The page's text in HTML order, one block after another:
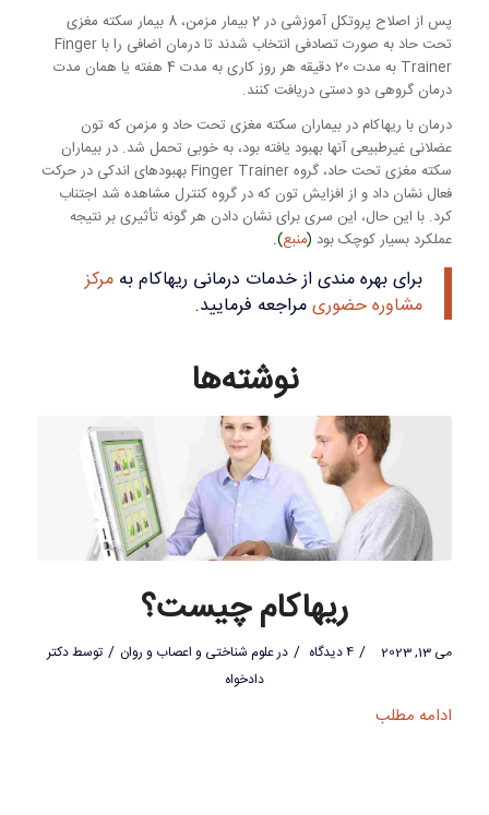
پس از اصلاح پروتکل آموزشی در 2 بیمار مزمن، 8 بیمار سکته مغزی
تحت حاد به صورت تصادفی انتخاب شدند تا درمان اضافی را با Finger
Trainer به مدت 20 دقیقه هر روز کاری به مدت 4 هفته یا همان مدت
درمان گروهی دو دستی دریافت کنند.
درمان با ریهاکام در بیماران سکته مغزی تحت حاد و مزمن که تون
عضلانی غیرطبیعی آنها بهبود یافته بود، به خوبی تحمل شد. در بیماران
سکته مغزی تحت حاد، گروه Finger Trainer بهبودهای اندکی در حرکت
فعال نشان داد و از افزایش تون که در گروه کنترل مشاهده شد اجتناب
کرد. با این حال، این سری برای نشان دادن هر گونه تأثیری بر نتیجه
عملکرد بسیار کوچک بود (منبع).
برای بهره مندی از خدمات درمانی ریهاکام به مرکز
مشاوره حضوریمراجعه فرمایید.
نوشته‌ها
ریهاکام چیست؟
می 13, 2023 / 4 دیدگاه / درعلوم شناختی و اعصاب و روان / توسطدکتر
دادخواه
ادامه مطلب